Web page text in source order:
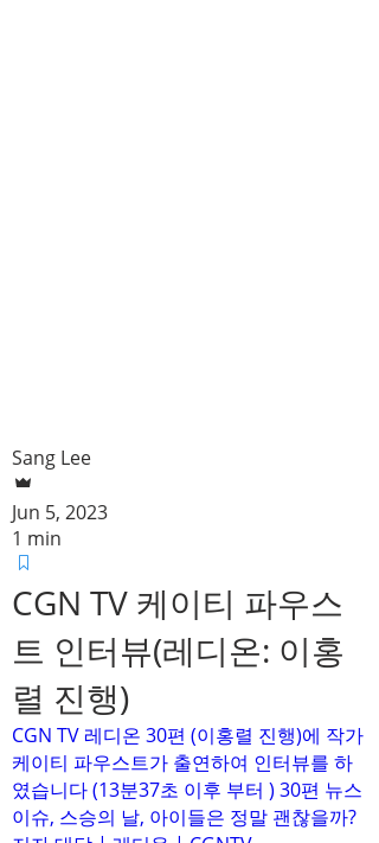
Sang Lee
Jun 5, 2023
1 min
CGN TV 케이티 파우스
트 인터뷰(레디온: 이홍
렬 진행)
CGN TV 레디온 30편 (이홍렬 진행)에 작가
케이티 파우스트가 출연하여 인터뷰를 하
였습니다 (13분37초 이후 부터 ) 30편 뉴스
이슈, 스승의 날, 아이들은 정말 괜찮을까?